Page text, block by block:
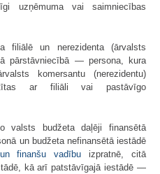
uzņēmuma vai saimniecības
filiālē un nerezidenta (ārvalsts
pārstāvniecībā — persona, kura
komersantu (nerezidentu)
ar filiāli vai pastāvīgo
valsts budžeta daļēji finansētā
un budžeta nefinansētā iestādē
finanšu vadību izpratnē, citā
kā arī patstāvīgajā iestādē —